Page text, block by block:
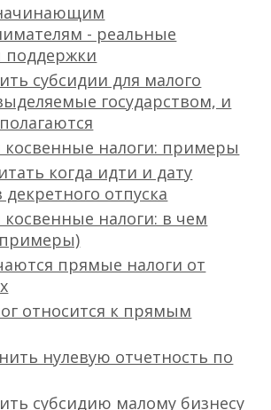
- реальные
поддержки
субсидии для малого
государством, и
налоги: примеры
когда идти и дату
отпуска
налоги: в чем
прямые налоги от
относится к прямым
нулевую отчетность по
субсидию малому бизнесу